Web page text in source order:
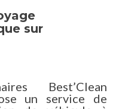
sur
Best’Clean
un service de